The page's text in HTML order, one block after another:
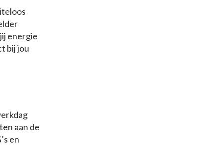
energie
bij jou
aan de
en